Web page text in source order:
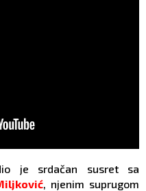
je srdačan susret sa
, njenim suprugom